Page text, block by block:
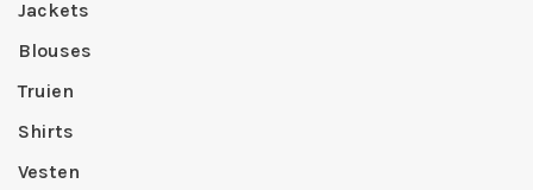
Jackets
Blouses
Truien
Shirts
Vesten